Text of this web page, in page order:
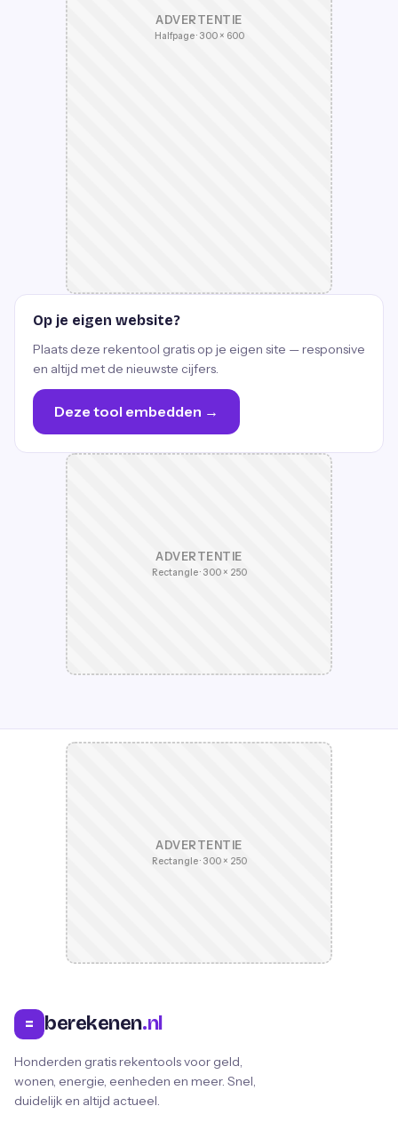
ADVERTENTIE
Halfpage · 300 × 600
Op je eigen website?
Plaats deze rekentool gratis op je eigen site — responsive
en altijd met de nieuwste cijfers.
Deze tool embedden →
ADVERTENTIE
Rectangle · 300 × 250
ADVERTENTIE
Rectangle · 300 × 250
= berekenen.nl
Honderden gratis rekentools voor geld,
wonen, energie, eenheden en meer. Snel,
duidelijk en altijd actueel.